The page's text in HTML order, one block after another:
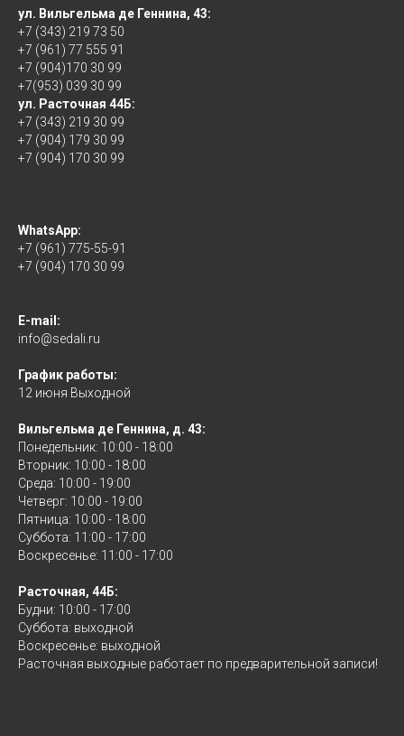
ул. Вильгельма де Геннина, 43:
+7 (343) 219 73 50
+7 (961) 77 555 91
+7 (904)170 30 99
+7(953) 039 30 99
ул. Расточная 44Б:
+7 (343) 219 30 99
+7 (904) 179 30 99
+7 (904) 170 30 99
WhatsApp:
+7 (961) 775-55-91
+7 (904) 170 30 99
E-mail:
info@sedali.ru
График работы:
12 июня Выходной
Вильгельма де Геннина, д. 43:
Понедельник: 10:00 - 18:00
Вторник: 10:00 - 18:00
Среда: 10:00 - 19:00
Четверг: 10:00 - 19:00
Пятница: 10:00 - 18:00
Суббота: 11:00 - 17:00
Воскресенье: 11:00 - 17:00
Расточная, 44Б:
Будни: 10:00 - 17:00
Суббота: выходной
Воскресенье: выходной
Расточная выходные работает по предварительной записи!